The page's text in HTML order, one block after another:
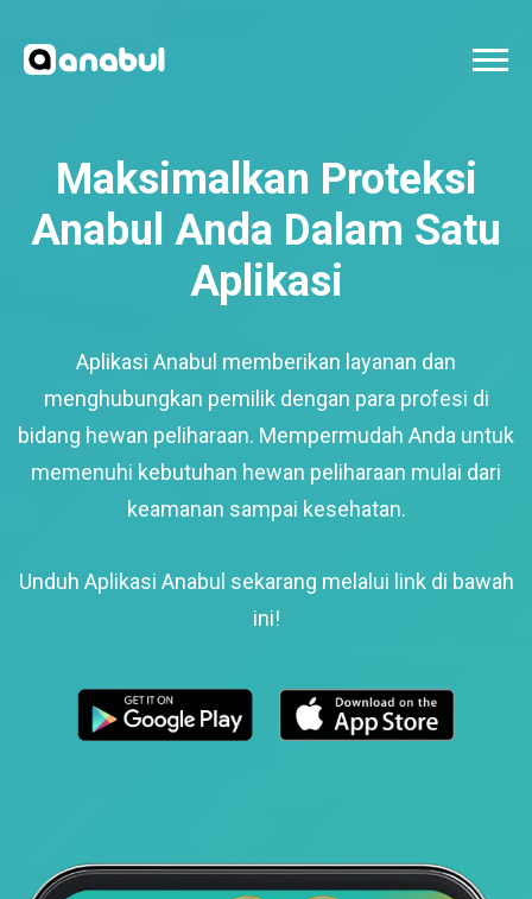
Maksimalkan Proteksi
Anabul Anda Dalam Satu
Aplikasi
Aplikasi Anabul memberikan layanan dan
menghubungkan pemilik dengan para profesi di
bidang hewan peliharaan. Mempermudah Anda untuk
memenuhi kebutuhan hewan peliharaan mulai dari
keamanan sampai kesehatan.
Unduh Aplikasi Anabul sekarang melalui link di bawah
ini!